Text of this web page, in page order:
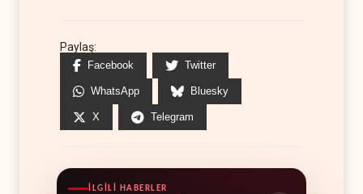
Paylaş:
Facebook Twitter
WhatsApp Bluesky
X Telegram
İLGILI HABERLER